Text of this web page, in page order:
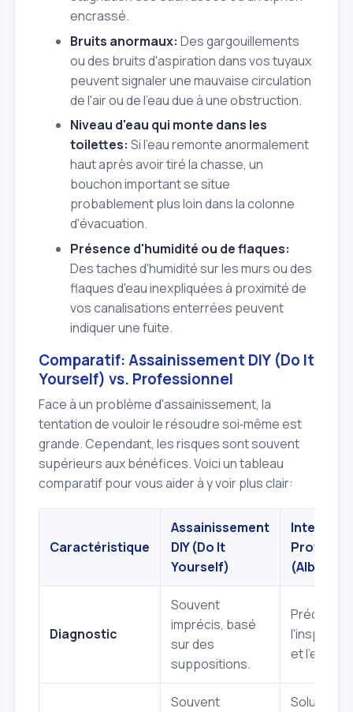
encrassé.
Bruits anormaux: Des gargouillements
ou des bruits d'aspiration dans vos tuyaux
peuvent signaler une mauvaise circulation
de l'air ou de l'eau due à une obstruction.
Niveau d'eau qui monte dans les
toilettes: Si l'eau remonte anormalement
haut après avoir tiré la chasse, un
bouchon important se situe
probablement plus loin dans la colonne
d'évacuation.
Présence d'humidité ou de flaques:
Des taches d'humidité sur les murs ou des
flaques d'eau inexpliquées à proximité de
vos canalisations enterrées peuvent
indiquer une fuite.
Comparatif: Assainissement DIY (Do It
Yourself) vs. Professionnel
Face à un problème d'assainissement, la
tentation de vouloir le résoudre soi‑même est
grande. Cependant, les risques sont souvent
supérieurs aux bénéfices. Voici un tableau
comparatif pour vous aider à y voir plus clair:
Caractéristique
Assainissement
DIY (Do It
Yourself)
(Albert et
Diagnostic
Souvent
imprécis, basé
sur des
suppositions.
Précis
et
Souvent
Solution